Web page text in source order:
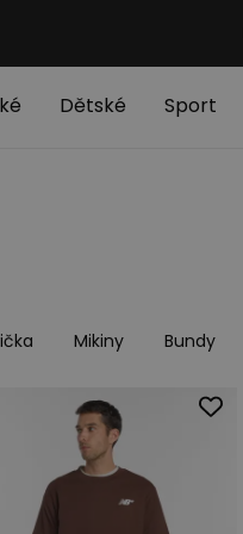
Dětské Sport
Mikiny Bundy